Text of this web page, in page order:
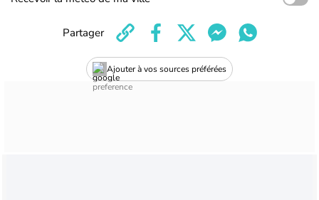
Ajouter à vos sources préférées
Partager